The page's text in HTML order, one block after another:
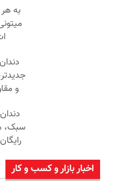
به
و
سبک،
اخبار بازار و کسب و کار